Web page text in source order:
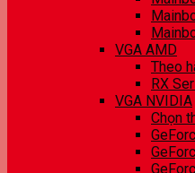
VGA AMD
Theo
RX
VGA NVIDIA
Chọn